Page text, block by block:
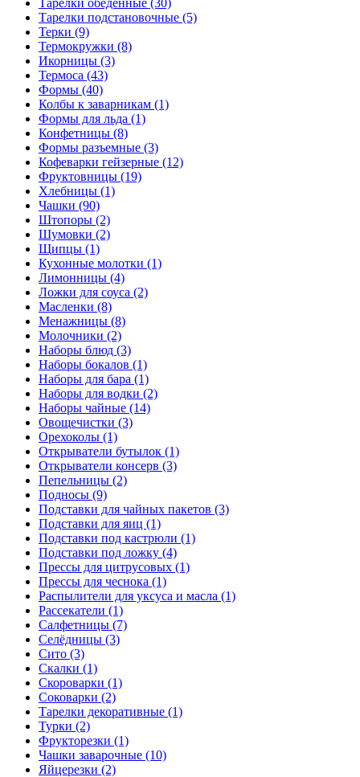
Тарелки подстановочные (5)
Терки (9)
Термокружки (8)
Икорницы (3)
Термоса (43)
Формы (40)
Колбы к заварникам (1)
Формы для льда (1)
Конфетницы (8)
Формы разъемные (3)
Кофеварки гейзерные (12)
Фруктовницы (19)
Хлебницы (1)
Чашки (90)
Штопоры (2)
Шумовки (2)
Щипцы (1)
Кухонные молотки (1)
Лимонницы (4)
Ложки для соуса (2)
Масленки (8)
Менажницы (8)
Молочники (2)
Наборы блюд (3)
Наборы бокалов (1)
Наборы для бара (1)
Наборы для водки (2)
Наборы чайные (14)
Овощечистки (3)
Орехоколы (1)
Открыватели бутылок (1)
Открыватели консерв (3)
Пепельницы (2)
Подносы (9)
Подставки для чайных пакетов (3)
Подставки для яиц (1)
Подставки под кастрюли (1)
Подставки под ложку (4)
Прессы для цитрусовых (1)
Прессы для чеснока (1)
Распылители для уксуса и масла (1)
Рассекатели (1)
Салфетницы (7)
Селёдницы (3)
Сито (3)
Скалки (1)
Скороварки (1)
Соковарки (2)
Тарелки декоративные (1)
Турки (2)
Фрукторезки (1)
Чашки заварочные (10)
Яйцерезки (2)